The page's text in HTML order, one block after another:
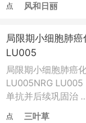
点
重
新
加
载
风和日丽
局限期小细胞肺
LU005
局限期小细胞肺癌
LU005NRG LU005
单抗并后续巩固治
点
三叶草